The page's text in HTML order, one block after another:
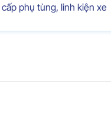
phụ tùng, linh kiện xe